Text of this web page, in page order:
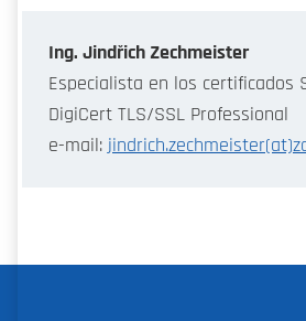
Ing. Jindřich Zechmeister
Especialista en los certificados
DigiCert TLS/SSL Professional
e-mail: